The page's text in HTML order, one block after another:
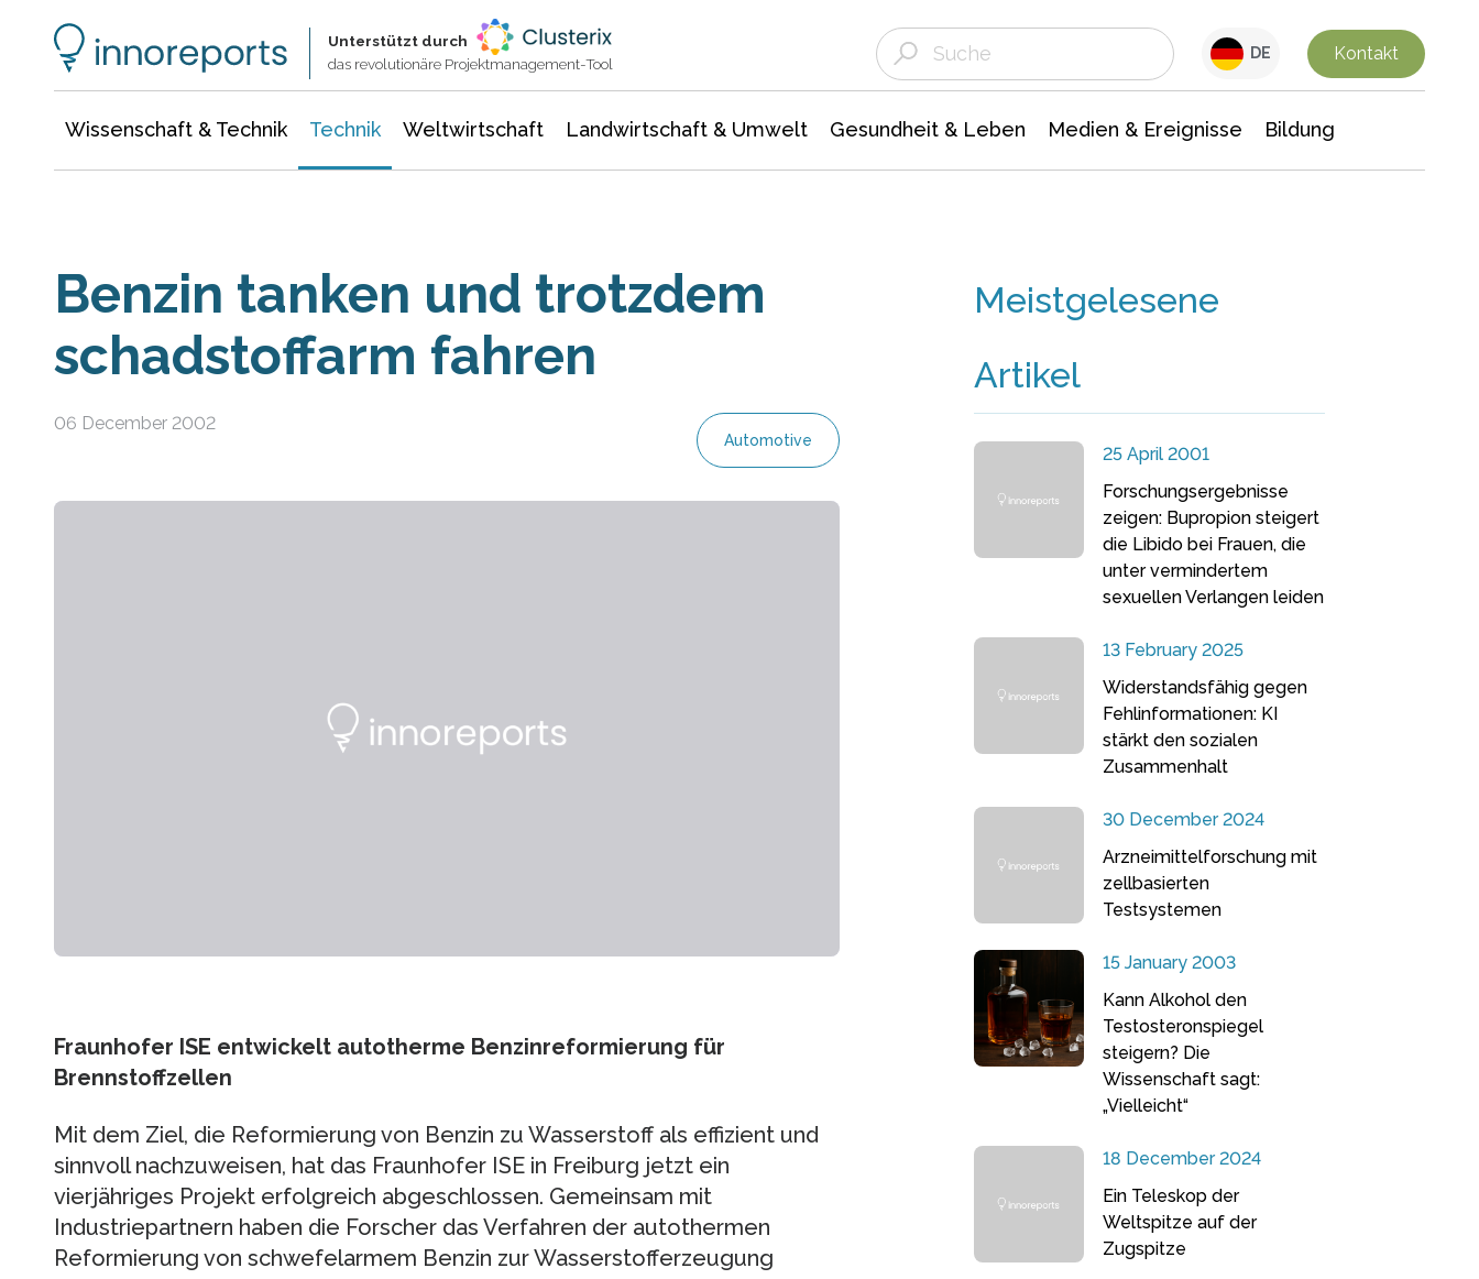
Unterstützt durch
das revolutionäre Projektmanagement-Tool
DE Kontakt
Wissenschaft & Technik Technik Weltwirtschaft Landwirtschaft & Umwelt Gesundheit & Leben Medien & Ereignisse Bildung
Benzin tanken und trotzdem
schadstoffarm fahren
06 December 2002
Automotive
Fraunhofer ISE entwickelt autotherme Benzinreformierung für
Brennstoffzellen
Mit dem Ziel, die Reformierung von Benzin zu Wasserstoff als effizient und
sinnvoll nachzuweisen, hat das Fraunhofer ISE in Freiburg jetzt ein
vierjähriges Projekt erfolgreich abgeschlossen. Gemeinsam mit
Industriepartnern haben die Forscher das Verfahren der autothermen
Reformierung von schwefelarmem Benzin zur Wasserstofferzeugung
Meistgelesene
Artikel
25 April 2001
Forschungsergebnisse
zeigen: Bupropion steigert
die Libido bei Frauen, die
unter vermindertem
sexuellen Verlangen leiden
13 February 2025
Widerstandsfähig gegen
Fehlinformationen: KI
stärkt den sozialen
Zusammenhalt
30 December 2024
Arzneimittelforschung mit
zellbasierten
Testsystemen
15 January 2003
Kann Alkohol den
Testosteronspiegel
steigern? Die
Wissenschaft sagt:
„Vielleicht“
18 December 2024
Ein Teleskop der
Weltspitze auf der
Zugspitze